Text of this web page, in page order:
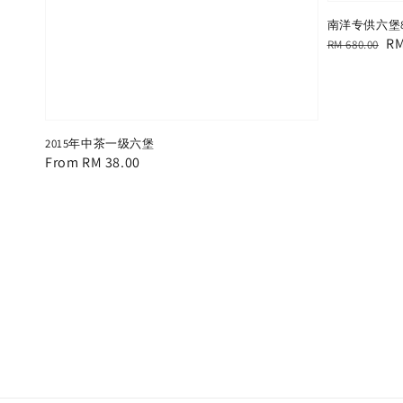
2015年中茶一级六堡
Regular
From RM 38.00
南洋专供六堡
Regular
RM 680.00